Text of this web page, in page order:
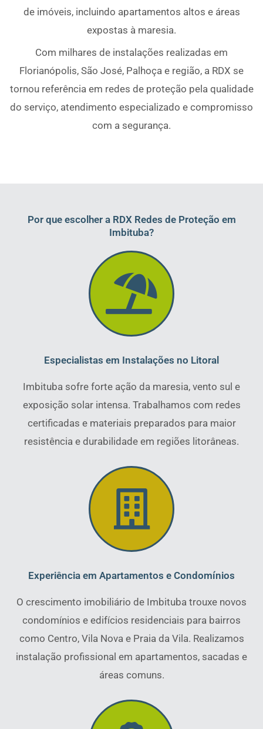
de imóveis, incluindo apartamentos altos e áreas
expostas à maresia.
Com milhares de instalações realizadas em
Florianópolis, São José, Palhoça e região, a RDX se
tornou referência em redes de proteção pela qualidade
do serviço, atendimento especializado e compromisso
com a segurança.
Por que escolher a RDX Redes de Proteção em
Imbituba?
Especialistas em Instalações no Litoral
Imbituba sofre forte ação da maresia, vento sul e
exposição solar intensa. Trabalhamos com redes
certificadas e materiais preparados para maior
resistência e durabilidade em regiões litorâneas.
Experiência em Apartamentos e Condomínios
O crescimento imobiliário de Imbituba trouxe novos
condomínios e edifícios residenciais para bairros
como Centro, Vila Nova e Praia da Vila. Realizamos
instalação profissional em apartamentos, sacadas e
áreas comuns.